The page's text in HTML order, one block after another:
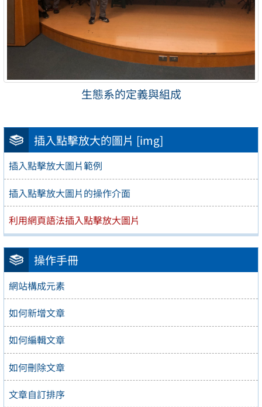
插入點擊放大的圖片 [img]
插入點擊放大圖片範例
插入點擊放大圖片的操作介面
利用網頁語法插入點擊放大圖片
操作手冊
網站構成元素
如何新增文章
如何編輯文章
如何刪除文章
文章自訂排序
生態系的定義與組成